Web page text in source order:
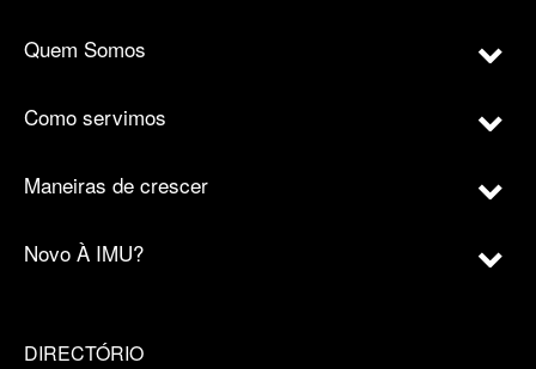
Quem Somos
Como servimos
Maneiras de crescer
Novo À IMU?
DIRECTÓRIO